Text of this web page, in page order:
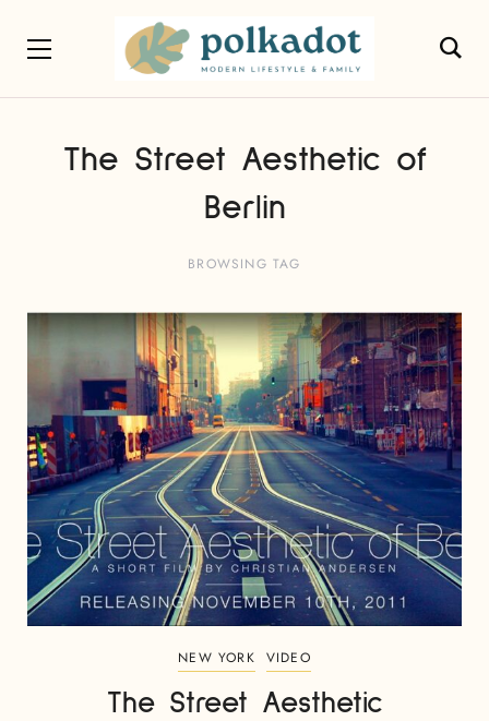
The Street Aesthetic of
Berlin
BROWSING TAG
NEW YORK VIDEO
The Street Aesthetic